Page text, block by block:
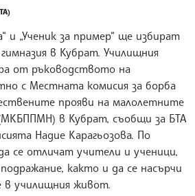
и „Ученик за пример“ ще избират
в Кубрат. Училищния
от ръководството на
с Местната комисия за борба
прояви на малолетните
в Кубрат, съобщи за БТА
Надие Карагьозова. По
се отличат учители и ученици,
както и да се насърчи
училищния живот.